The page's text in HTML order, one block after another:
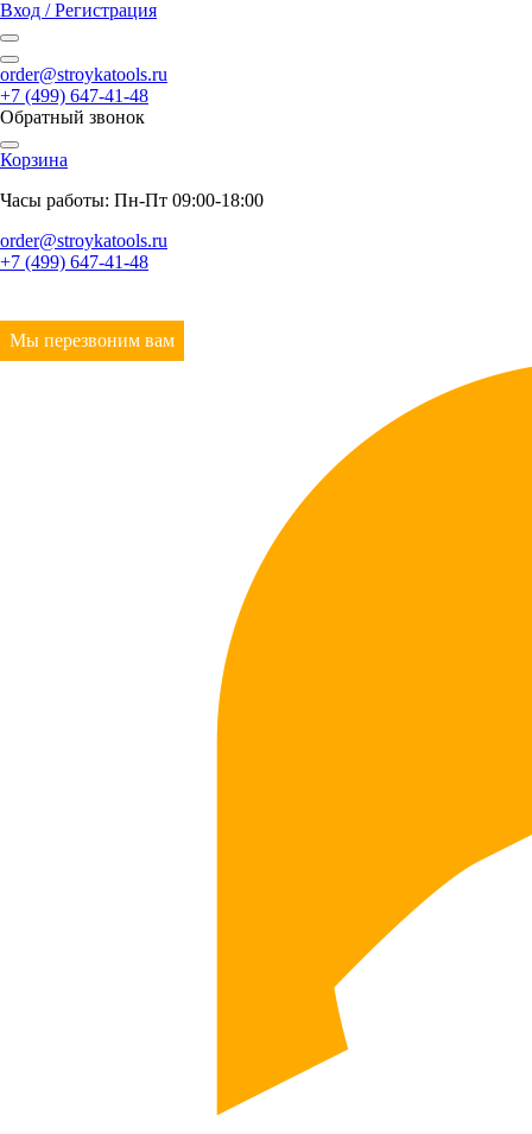
Вход / Регистрация
order@stroykatools.ru
+7 (499) 647-41-48
Обратный звонок
Корзина
Часы работы: Пн-Пт 09:00-18:00
order@stroykatools.ru
+7 (499) 647-41-48
Мы перезвоним вам